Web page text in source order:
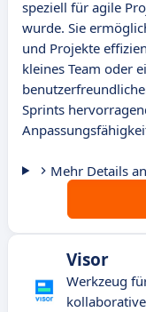
speziell für agile
wurde. Sie
und Projekte
kleines Team oder
Sprints
Mehr Details
Visor
Werkzeug